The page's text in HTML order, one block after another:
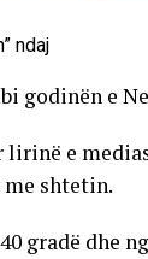
e
lirinë e
shtetin.
gradë dhe